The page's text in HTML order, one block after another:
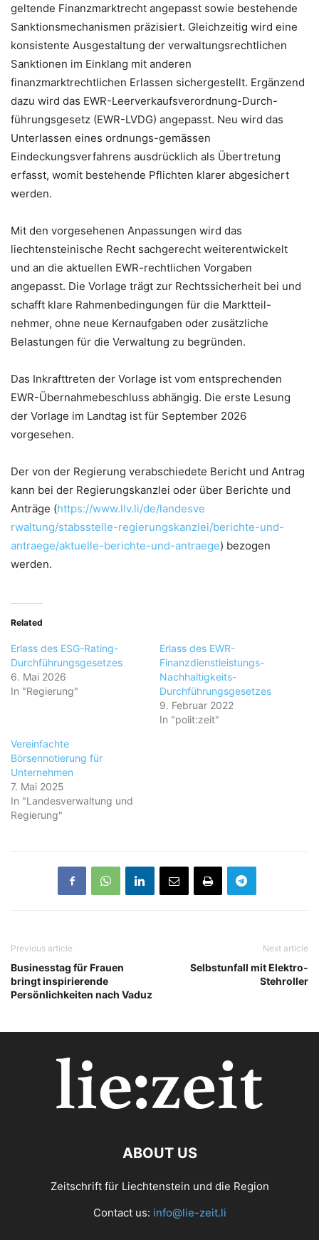
geltende Finanzmarktrecht angepasst sowie bestehende
Sanktionsmechanismen präzisiert. Gleichzeitig wird eine
konsistente Ausgestaltung der verwaltungsrechtlichen
Sanktionen im Einklang mit anderen
finanzmarktrechtlichen Erlassen sichergestellt. Ergänzend
dazu wird das EWR-Leerverkaufsverordnung-Durch-
führungsgesetz (EWR-LVDG) angepasst. Neu wird das
Unterlassen eines ordnungs-gemässen
Eindeckungsverfahrens ausdrücklich als Übertretung
erfasst, womit bestehende Pflichten klarer abgesichert
werden.
Mit den vorgesehenen Anpassungen wird das
liechtensteinische Recht sachgerecht weiterentwickelt
und an die aktuellen EWR-rechtlichen Vorgaben
angepasst. Die Vorlage trägt zur Rechtssicherheit bei und
schafft klare Rahmenbedingungen für die Marktteil-
nehmer, ohne neue Kernaufgaben oder zusätzliche
Belastungen für die Verwaltung zu begründen.
Das Inkrafttreten der Vorlage ist vom entsprechenden
EWR-Übernahmebeschluss abhängig. Die erste Lesung
der Vorlage im Landtag ist für September 2026
vorgesehen.
Der von der Regierung verabschiedete Bericht und Antrag
kann bei der Regierungskanzlei oder über Berichte und
Anträge (https://www.llv.li/de/landesve
rwaltung/stabsstelle-regierungskanzlei/berichte-und-
antraege/aktuelle-berichte-und-antraege) bezogen
werden.
Related
Erlass des ESG-Rating-
Durchführungsgesetzes
6. Mai 2026
In "Regierung"
Erlass des EWR-
Finanzdienstleistungs-
Nachhaltigkeits-
Durchführungsgesetzes
9. Februar 2022
In "polit:zeit"
Vereinfachte
Börsennotierung für
Unternehmen
7. Mai 2025
In "Landesverwaltung und
Regierung"
Previous article
Businesstag für Frauen
bringt inspirierende
Persönlichkeiten nach Vaduz
Next article
Selbstunfall mit Elektro-
Stehroller
ABOUT US
Zeitschrift für Liechtenstein und die Region
Contact us: info@lie-zeit.li